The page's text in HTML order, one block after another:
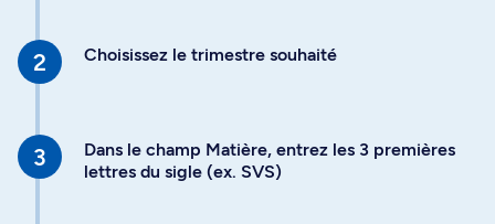
Choisissez le trimestre souhaité
Dans le champ Matière, entrez les 3 premières
lettres du sigle (ex. SVS)